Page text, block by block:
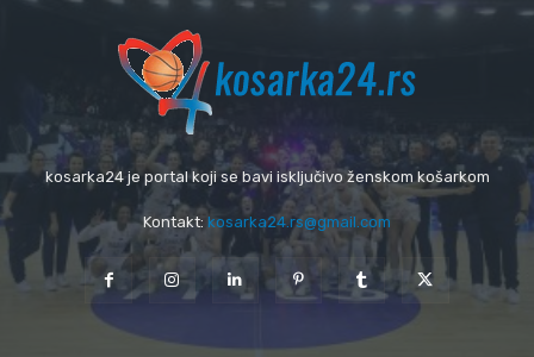
kosarka24 je portal koji se bavi isključivo ženskom košarkom
Kontakt: kosarka24.rs@gmail.com